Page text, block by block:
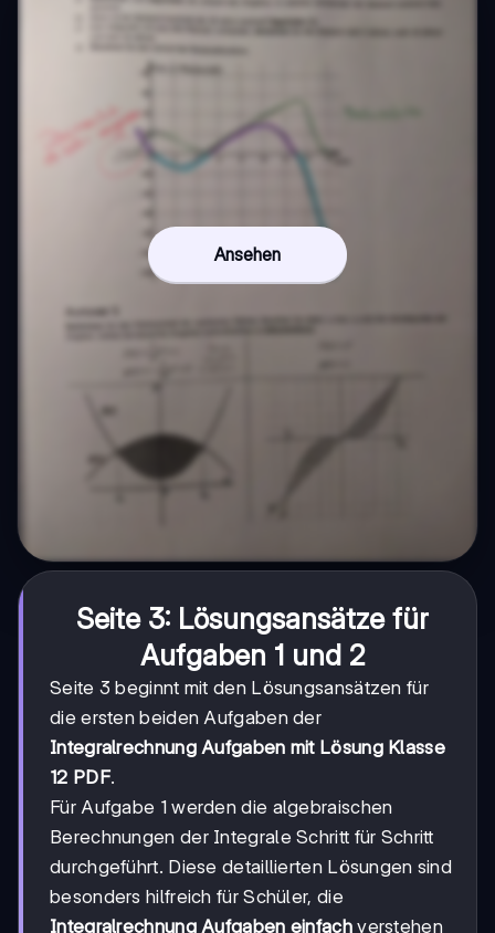
Ansehen
Seite 3: Lösungsansätze für
Aufgaben 1 und 2
Seite 3 beginnt mit den Lösungsansätzen für
die ersten beiden Aufgaben der
Integralrechnung Aufgaben mit Lösung Klasse
12 PDF.
Für Aufgabe 1 werden die algebraischen
Berechnungen der Integrale Schritt für Schritt
durchgeführt. Diese detaillierten Lösungen sind
besonders hilfreich für Schüler, die
Integralrechnung Aufgaben einfachverstehen